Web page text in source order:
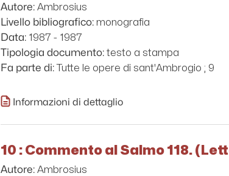
Autore: Ambrosius
Livello bibliografico: monografia
Data: 1987 - 1987
Tipologia documento: testo a stampa
Fa parte di: Tutte le opere di sant'Ambrogio ; 9
Informazioni di dettaglio
10 : Commento al Salmo 118.
Autore: Ambrosius